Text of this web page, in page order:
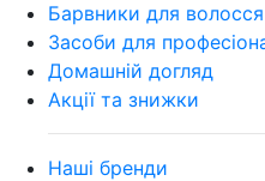
Барвники для волосся
Засоби для
Домашній догляд
Акції та знижки
Наші бренди